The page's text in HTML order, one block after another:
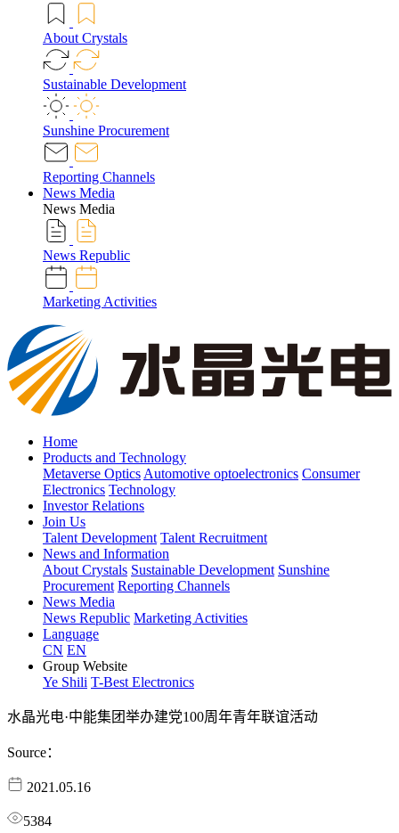
About Crystals
Sustainable Development
Sunshine Procurement
Reporting Channels
News Media
News Media
News Republic
Marketing Activities
Home
Products and Technology
Metaverse Optics Automotive optoelectronics Consumer
Electronics Technology
Investor Relations
Join Us
Talent Development Talent Recruitment
News and Information
About Crystals Sustainable Development Sunshine
Procurement Reporting Channels
News Media
News Republic Marketing Activities
Language
CN EN
Group Website
Ye Shili T-Best Electronics
水晶光电·中能集团举办建党100周年青年联谊活动
Source：
2021.05.16
5384